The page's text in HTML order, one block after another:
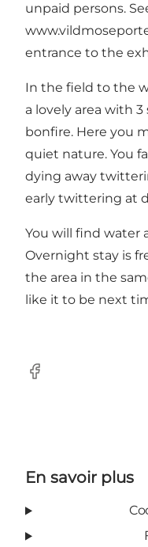
unpaid persons.
entrance to the
In the field to the
a lovely area with
bonfire. Here you
quiet nature. You
dying away
early twittering at
You will find water
Overnight stay is
the area in the
like it to be next
Facebook
En savoir plus